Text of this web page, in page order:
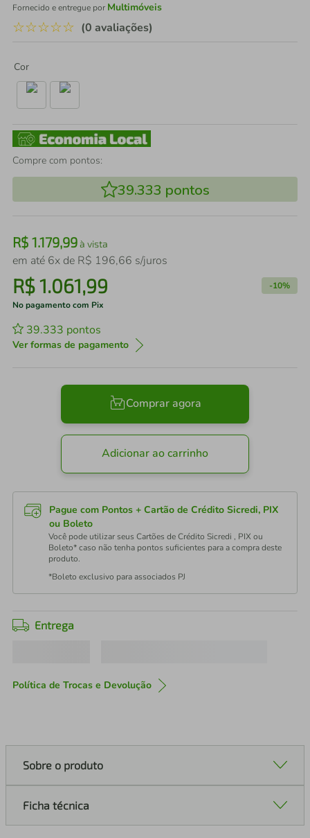
Fornecido e entregue por Multimóveis
☆☆☆☆☆ (0 avaliações)
Cor
Compre com pontos:
39.333 pontos
R$ 1.179,99à vista
em até 6x de R$ 196,66 s/juros
R$1.061,99 -10%
No pagamento com Pix
39.333 pontos
Ver formas de pagamento
Comprar agora
Adicionar ao carrinho
Pague com Pontos + Cartão de Crédito Sicredi, PIX
ou Boleto
Você pode utilizar seus Cartões de Crédito Sicredi , PIX ou
Boleto* caso não tenha pontos suficientes para a compra deste
produto.
*Boleto exclusivo para associados PJ
Entrega
Política de Trocas e Devolução
Sobre o produto
Ficha técnica